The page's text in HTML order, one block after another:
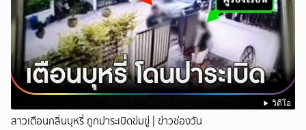
วิดีโอ
สาวเตือนกลิ่นบุหรี่ ถูกปาระเบิดข่มขู่ | ข่าวช่องวัน